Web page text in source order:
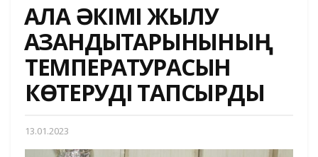
ҚАЛА ӘКІМІ ЖЫЛУ
ҚАЗАНДЫҚТАРЫНЫНЫҢ
ТЕМПЕРАТУРАСЫН
КӨТЕРУДІ ТАПСЫРДЫ
13.01.2023